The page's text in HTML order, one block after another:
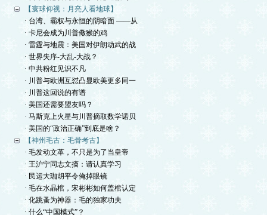
【寰球仰视：月亮人看地球】
· 台湾、霸权与永恒的阴暗面 ——从
· 卡尼会成为川普儆猴的鸡
· 雷霆与地震：美国对伊朗动武的战
· 世界失序-大乱-大战？
· 中共粉红见识不凡
· 川普与欧洲互怼凸显欧美更多同一
· 川普这回说的有谱
· 美国还需要盟友吗？
· 马斯克上火星与川普摘取数学诺贝
· 美国的“政治正确”到底是啥？
【神州毛古：毛骨考古】
· 毛发动文革，不只是为了当皇帝
· 王沪宁同志文摘：请认真学习
· 民运大珈胡平令俺掉眼镜
· 毛在水晶棺，宋彬彬如何盖棺认定
· 化跳蚤为神器：毛的独家功夫
· 什么“中国模式”？